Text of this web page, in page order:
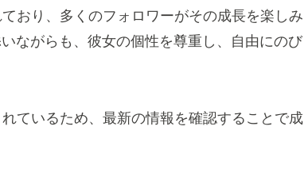
おり、多くのフォロワーがその成長を楽しみ
ながらも、彼女の個性を尊重し、自由にのび
ているため、最新の情報を確認することで成